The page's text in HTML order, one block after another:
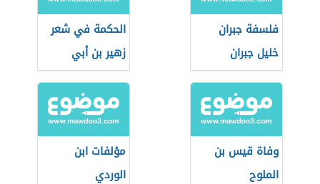
فلسفة جبران
خليل جبران
الحكمة في شعر
زهير بن أبي
سلمى
وفاة قيس بن
الملوح
مؤلفات ابن
الوردي